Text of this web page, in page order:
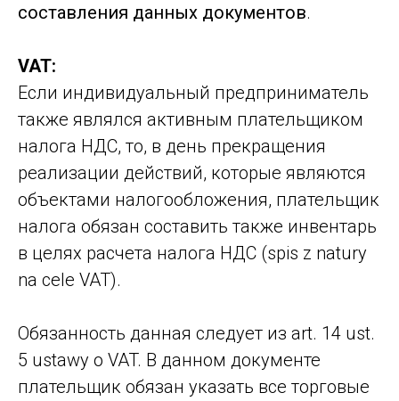
составления данных документов.
VAT:
Если индивидуальный предприниматель
также являлся активным плательщиком
налога НДС, то, в день прекращения
реализации действий, которые являются
объектами налогообложения, плательщик
налога обязан составить также инвентарь
в целях расчета налога НДС (spis z natury
na cele VAT).
Обязанность данная следует из art. 14 ust.
5 ustawy o VAT. В данном документе
плательщик обязан указать все торговые